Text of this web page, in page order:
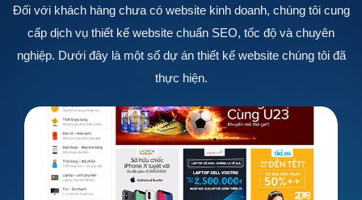
Đối với khách hàng chưa có website kinh doanh, chúng tôi cung
cấp dịch vụ thiết kế website chuẩn SEO, tốc độ và chuyên
nghiệp. Dưới đây là một số dự án thiết kế website chúng tôi đã
thực hiện.